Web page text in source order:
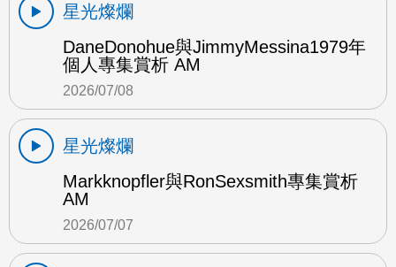
星光燦爛
DaneDonohue與JimmyMessina1979年
個人專集賞析 AM
2026/07/08
星光燦爛
Markknopfler與RonSexsmith專集賞析
AM
2026/07/07